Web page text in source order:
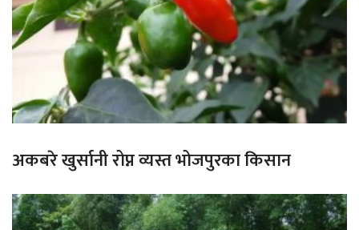
अकबरे खुर्सानी रोप्न व्यस्त भोजपुरका किसान